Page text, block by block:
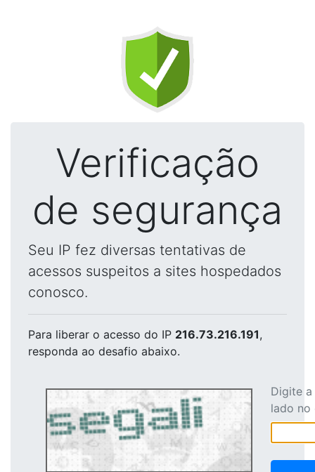
Verificação
de segurança
Seu IP fez diversas tentativas de
acessos suspeitos a sites hospedados
conosco.
Para liberar o acesso do IP 216.73.216.191,
responda ao desafio abaixo.
Digite
lado no